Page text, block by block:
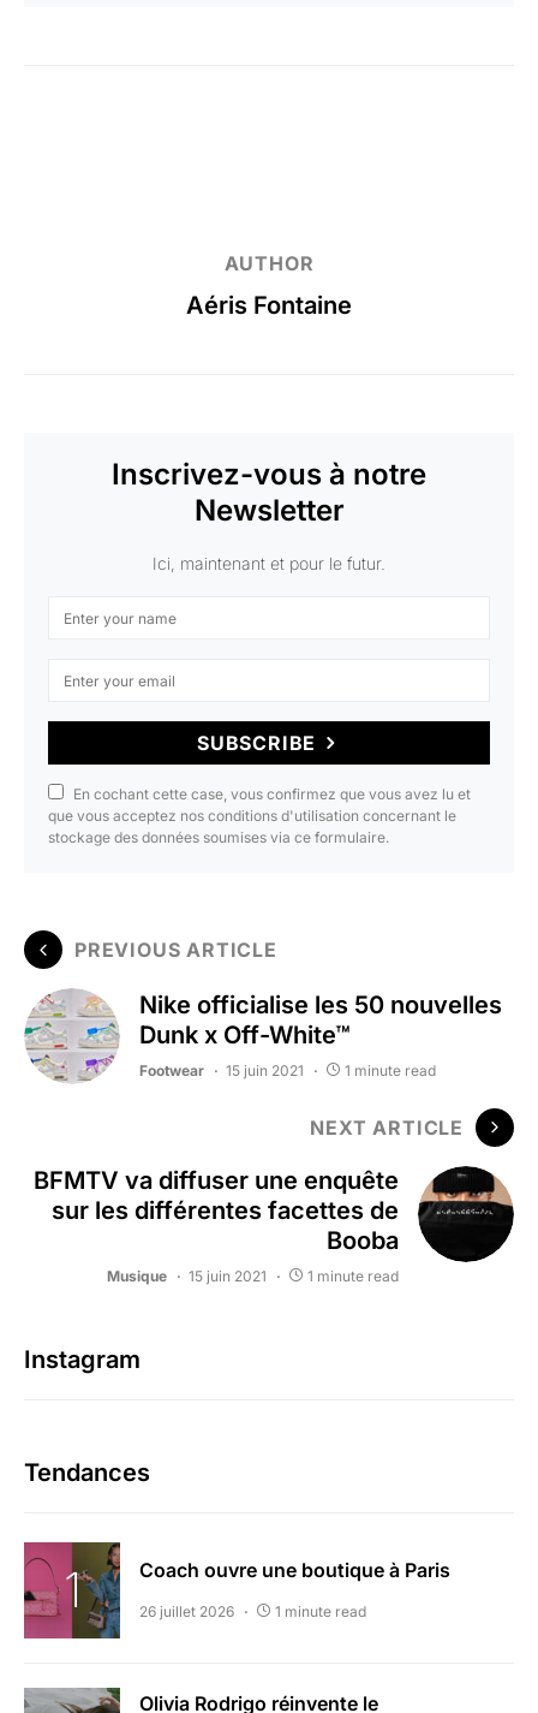
AUTHOR
Aéris Fontaine
Inscrivez-vous à notre
Newsletter
Ici, maintenant et pour le futur.
SUBSCRIBE
En cochant cette case, vous confirmez que vous avez lu et
que vous acceptez nos conditions d'utilisation concernant le
stockage des données soumises via ce formulaire.
PREVIOUS ARTICLE
Nike officialise les 50 nouvelles
Dunk x Off-White™
Footwear 15 juin 2021 1 minute read
NEXT ARTICLE
BFMTV va diffuser une enquête
sur les différentes facettes de
Booba
Musique 15 juin 2021 1 minute read
Instagram
Tendances
Coach ouvre une boutique à Paris
26 juillet 2026 1 minute read
Olivia Rodrigo réinvente le